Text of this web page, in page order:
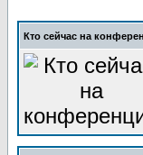
Кто сейчас на